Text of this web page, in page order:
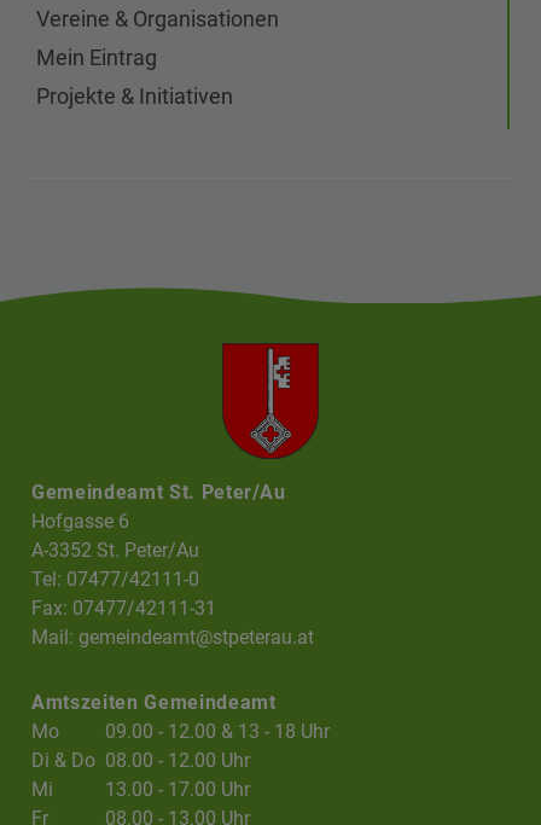
Vereine & Organisationen
Mein Eintrag
Projekte & Initiativen
Gemeindeamt St. Peter/Au
Hofgasse 6
A-3352 St. Peter/Au
Tel: 07477/42111-0
Fax: 07477/42111-31
Mail:gemeindeamt@stpeterau.at
Amtszeiten Gemeindeamt
Mo
09.00 - 12.00 & 13 - 18 Uhr
Di & Do 08.00 - 12.00 Uhr
Mi
13.00 - 17.00 Uhr
Fr
08.00 - 13.00 Uhr